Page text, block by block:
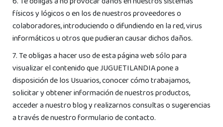
físicos y lógicos o en los de nuestros proveedores o
colaboradores, introduciendo o difundiendo en la red, virus
informáticos u otros que pudieran causar dichos daños.
7. Te obligas a hacer uso de esta página web sólo para
visualizar el contenido que JUGUETILANDIA pone a
disposición de los Usuarios, conocer cómo trabajamos,
solicitar y obtener información de nuestros productos,
acceder a nuestro blog y realizarnos consultas o sugerencias
a través de nuestro formulario de contacto.